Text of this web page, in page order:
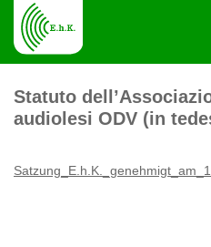
Statuto
audiolesi ODV (in